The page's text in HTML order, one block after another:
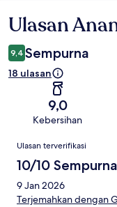
Ulasan
Ulasan
9,4 Sempurna
18 ulasan
9,0
Kebersihan
Ulasan
Ulasan terverifikasi
10/10 Sempurna
9 Jan 2026
Terjemahkan dengan